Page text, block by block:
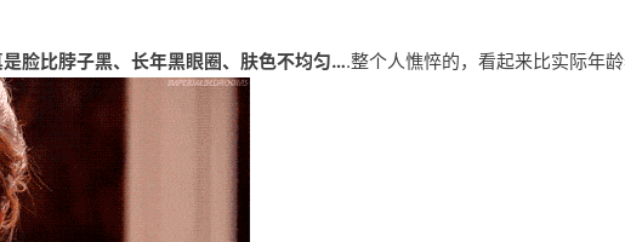
脸比脖子黑、长年黑眼圈、肤色不均匀….整个人憔悴的，看起来比实际年